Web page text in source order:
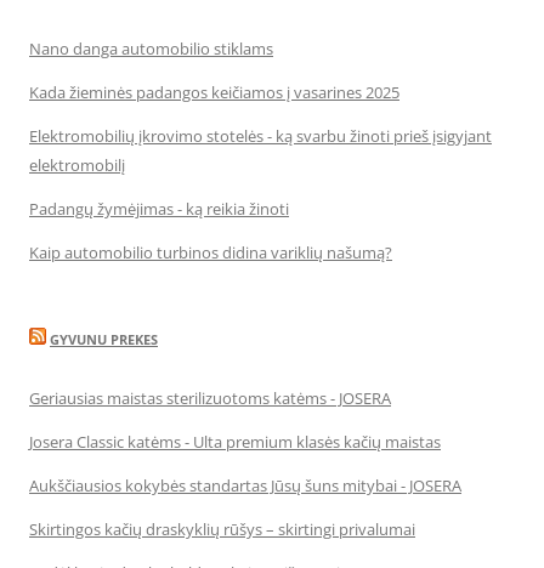
Nano danga automobilio stiklams
Kada žieminės padangos keičiamos į vasarines 2025
Elektromobilių įkrovimo stotelės - ką svarbu žinoti prieš įsigyjant
elektromobilį
Padangų žymėjimas - ką reikia žinoti
Kaip automobilio turbinos didina variklių našumą?
GYVUNU PREKES
Geriausias maistas sterilizuotoms katėms - JOSERA
Josera Classic katėms - Ulta premium klasės kačių maistas
Aukščiausios kokybės standartas Jūsų šuns mitybai - JOSERA
Skirtingos kačių draskyklių rūšys – skirtingi privalumai